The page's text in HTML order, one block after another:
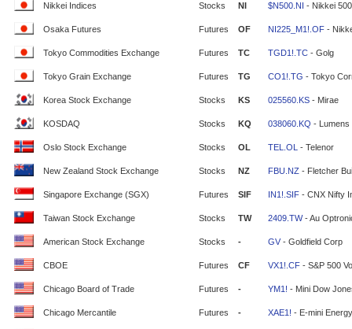
Nikkei Indices Stocks NI $N500.NI - Nikkei 500
Osaka Futures Futures OF NI225_M1!.OF -
Tokyo Commodities Exchange Futures TC TGD1!.TC - Golg
Tokyo Grain Exchange Futures TG CO1!.TG - Tokyo
Korea Stock Exchange Stocks KS 025560.KS - Mirae
KOSDAQ Stocks KQ 038060.KQ - Lumens
Oslo Stock Exchange Stocks OL TEL.OL - Telenor
New Zealand Stock Exchange Stocks NZ FBU.NZ - Fletcher
Singapore Exchange (SGX) Futures SIF IN1!.SIF - CNX Nifty
Taiwan Stock Exchange Stocks TW 2409.TW- Au
American Stock Exchange Stocks - GV - Goldfield Corp
CBOE Futures CF VX1!.CF - S&P 500
Chicago Board of Trade Futures - YM1! - Mini Dow
Chicago Mercantile Futures - XAE1! - E-mini